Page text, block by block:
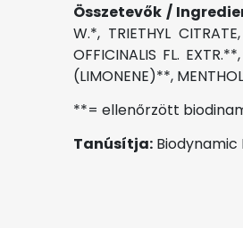
Összetevők /
W.*, TRIETHYL
OFFICINALIS FL.
(LIMONENE)**,
**= ellenőrzött
Tanúsítja: